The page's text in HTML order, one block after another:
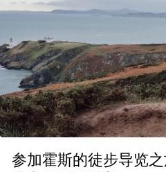
参加霍斯的徒步导览